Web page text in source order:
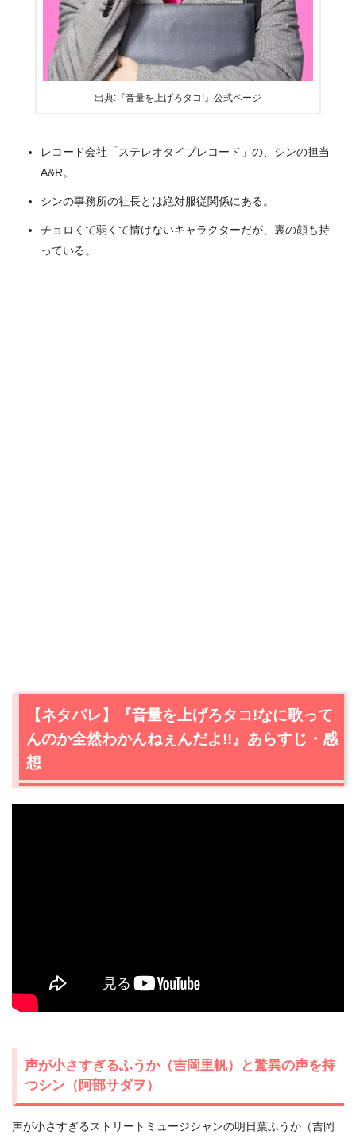
出典:『音量を上げろタコ!』公式ページ
レコード会社「ステレオタイプレコード」の、シンの担当
A&R。
シンの事務所の社長とは絶対服従関係にある。
チョロくて弱くて情けないキャラクターだが、裏の顔も持
っている。
【ネタバレ】『音量を上げろタコ!なに歌って
んのか全然わかんねぇんだよ!!』あらすじ・感
想
声が小さすぎるふうか（吉岡里帆）と驚異の声を持
つシン（阿部サダヲ）
声が小さすぎるストリートミュージシャンの明日葉ふうか（吉岡